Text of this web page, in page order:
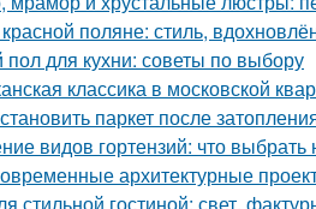
поляне: стиль,
для кухни: советы по выбору
классика в московской
паркет после
видов гортензий: что
архитектурные